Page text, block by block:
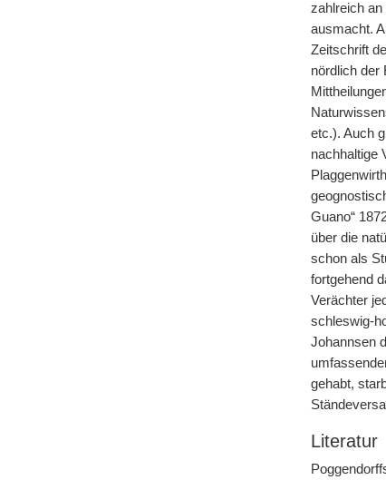
zahlreich
ausmacht.
Zeitschrift
nördlich der
etc.). Auch
nachhaltige
Guano“
über die
schon als
fortgehend
Verächter
schleswig-
Johannsen
gehabt,
Literatur